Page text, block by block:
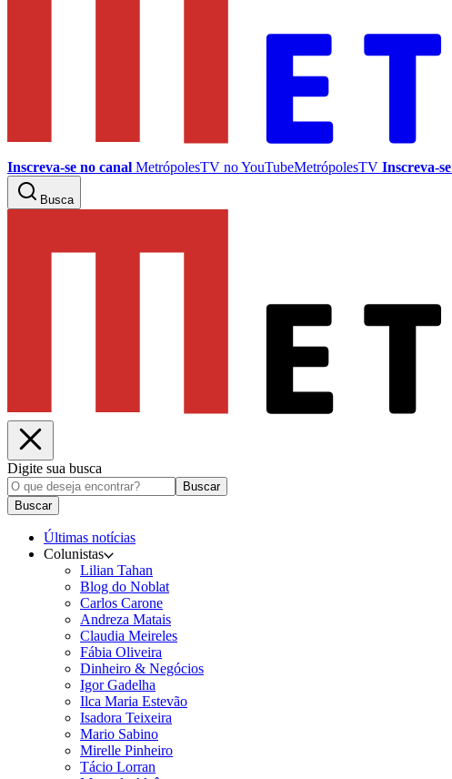
Inscreva-se no canal MetrópolesTV noYouTubeMetrópolesTV Inscreva-se
Busca
Digite sua busca
Buscar
Buscar
Últimas notícias
Colunistas
Lilian Tahan
Blog do Noblat
Carlos Carone
Andreza Matais
Claudia Meireles
Fábia Oliveira
Dinheiro & Negócios
Igor Gadelha
Ilca Maria Estevão
Isadora Teixeira
Mario Sabino
Mirelle Pinheiro
Tácio Lorran